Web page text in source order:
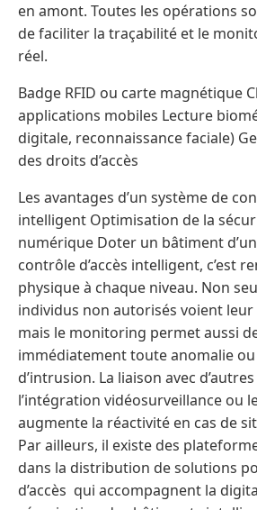
en amont. Toutes les opérations
de faciliter la traçabilité et le
réel.
Badge RFID ou carte magnétique
applications mobiles Lecture
digitale, reconnaissance faciale)
des droits d’accès
Les avantages d’un système de
intelligent Optimisation de la
numérique Doter un bâtiment
contrôle d’accès intelligent, c’est
physique à chaque niveau. Non
individus non autorisés voient
mais le monitoring permet aussi
immédiatement toute anomalie
d’intrusion. La liaison avec
l’intégration vidéosurveillance ou
augmente la réactivité en cas de
Par ailleurs, il existe des
dans la distribution de solutions
d’accès qui accompagnent la